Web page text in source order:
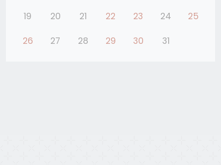
19 20 21 22 23 24 25
26 27 28 29 30 31